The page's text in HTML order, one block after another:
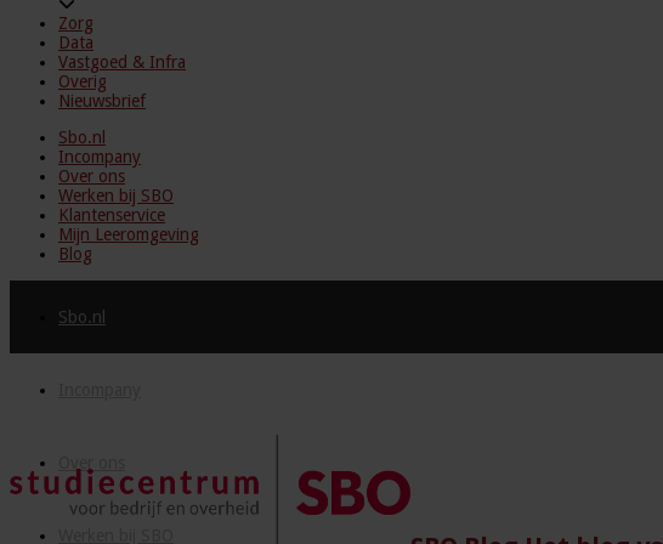
Zorg
Data
Vastgoed & Infra
Overig
Nieuwsbrief
Sbo.nl
Incompany
Over ons
Werken bij SBO
Klantenservice
Mijn Leeromgeving
Blog
Sbo.nl